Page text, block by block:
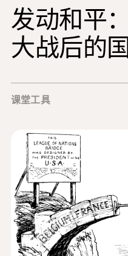
课堂工具
培训班
研究所
教学研究技能
为 NHD 学生提供建议
新闻与事件
关于 NHD®
参与其中
发动和平
大战后的
课堂工具